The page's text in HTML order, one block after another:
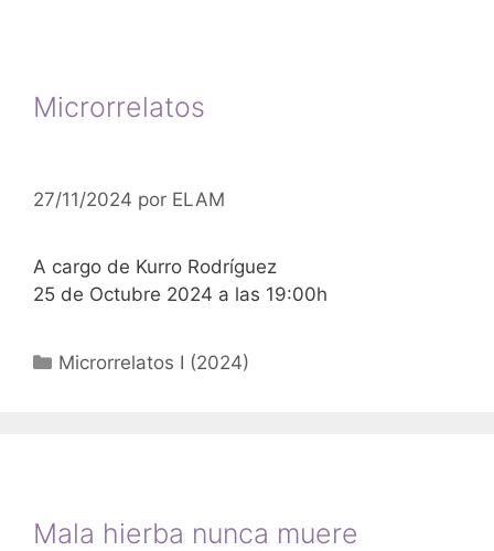
Microrrelatos
27/11/2024 por ELAM
A cargo de Kurro Rodríguez
25 de Octubre 2024 a las 19:00h
Categorías
Microrrelatos I (2024)
Mala hierba nunca muere